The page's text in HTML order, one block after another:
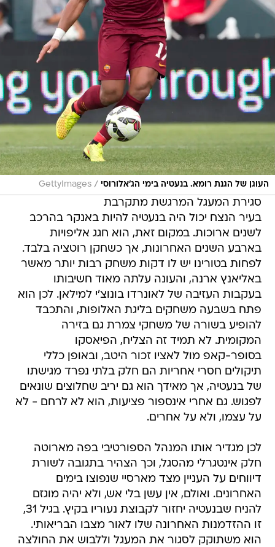
העוגן של הגנת רומא. בנעטיה בימי הג'אלורוסי /
GettyImages
סגירת המעגל המרגשת מתקרבת
בעיר הנצח יכול היה בנעטיה להיות באנקר בהרכב
לשנים ארוכות. במקום זאת, הוא חגג אליפויות
בארבע השנים האחרונות, אך כשחקן רוטציה בלבד.
לפחות בטורינו יש לו דקות משחק רבות יותר מאשר
באליאנץ ארנה, והעונה עלתה מאוד חשיבותו
בעקבות העזיבה של לאונרדו בונוצ'י למילאן. לכן הוא
פתח בשבעה משחקים בליגת האלופות, והתכבד
להופיע בשורה של משחקי צמרת גם בזירה
המקומית. לא תמיד זה הצליח, הפיאסקו
בסופר-קאפ מול לאציו זכור היטב, ובאופן כללי
תיקולים חסרי אחריות הם חלק בלתי נפרד מגישתו
של בנעטיה, אך מאידך הוא גם יריב שחלוצים שונאים
לפגוש. גם אחרי אינספור פציעות, הוא לא לרחם - לא
על עצמו, ולא על אחרים.
לכן מגדיר אותו המנהל הספורטיבי בפה מארוטה
חלק אינטגרלי מהסגל, וכך הצהיר בתגובה לשורת
דיווחים על העניין מצד מארסיי שנפוצו בימים
האחרונים. ואולם, אין עשן בלי אש, ולא יהיה מוגזם
להניח שבנעטיה יחזור לקבוצת נעוריו בקיץ. בגיל 31,
זו ההזדמנות האחרונה שלו לאור מצבו הבריאותי.
הוא משתוקק לסגור את המעגל וללבוש את החולצה